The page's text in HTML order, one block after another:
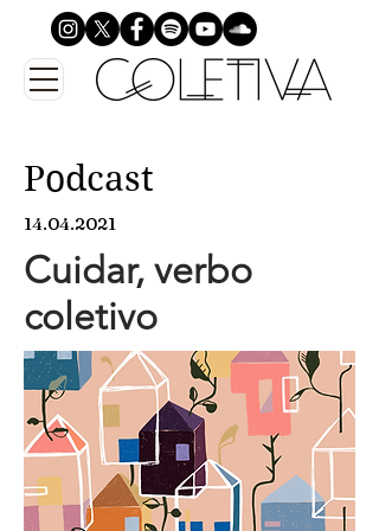
Podcast
14.04.2021
Cuidar, verbo
coletivo